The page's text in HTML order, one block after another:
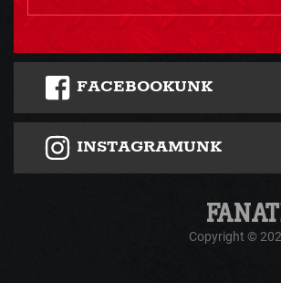
FACEBOOKUNK
INSTAGRAMUNK
Copyright ©